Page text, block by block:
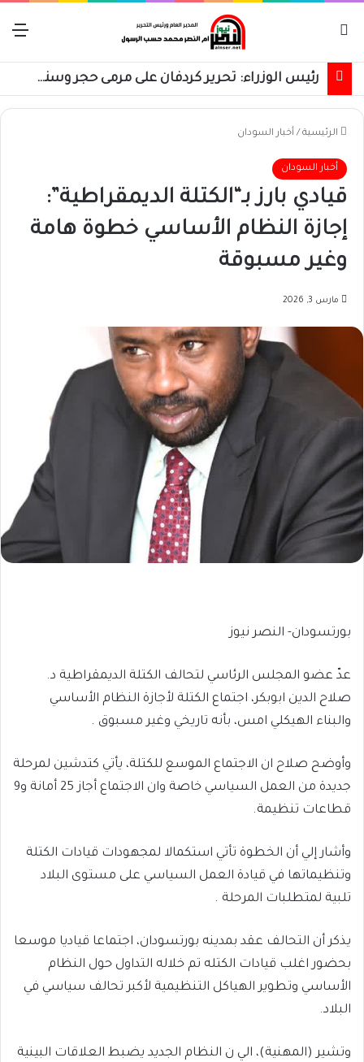
رئيس الوزراء: تحرير كردفان على مرمى حجر وسنسترد كل شبر
الرئيسية / أخبار السودان
أخبار السودان
قيادي بارز بـ“الكتلة الديمقراطية”:
إجازة النظام الأساسي خطوة هامة
وغير مسبوقة
مارس 3, 2026
بورتسودان- النصر نيوز
عدّ عضو المجلس الرئاسي لتحالف الكتلة الديمقراطية د.
صلاح الدين ابوبكر، اجتماع الكتلة لأجازة النظام الأساسي
والبناء الهيكلي امس، بأنه تاريخي وغير مسبوق .
وأوضح صلاح ان الاجتماع الموسع للكتلة، يأتي كتدشين لمرحلة
جديدة من العمل السياسي خاصة وان الاجتماع أجاز 25 أمانة و9
قطاعات تنظيمة.
وأشار إلي أن الخطوة تأتي استكمالا لمجهودات قيادات الكتلة
وتنظيماتها في قيادة العمل السياسي على مستوى البلاد
تلبية لمتطلبات المرحلة .
يذكر أن التحالف عقد بمدينه بورتسودان، اجتماعا قياديا موسعا
بحضور اغلب قيادات الكتله تم خلاله التداول حول النظام
الأساسي وتطوير الهياكل التنظيمية لأكبر تحالف سياسي في
البلاد.
وتشير (المهنية)، الي ن النظام الجديد يضبط العلاقات البينية